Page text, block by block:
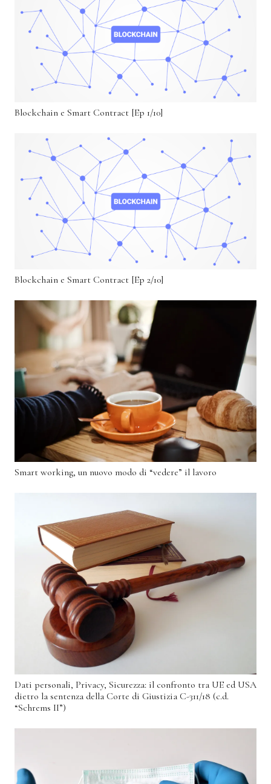
Blockchain e Smart Contract [Ep 1/10]
Blockchain e Smart Contract [Ep 2/10]
Smart working, un nuovo modo di “vedere” il lavoro
Dati personali, Privacy, Sicurezza: il confronto tra UE ed USA
dietro la sentenza della Corte di Giustizia C-311/18 (c.d.
“Schrems II”)